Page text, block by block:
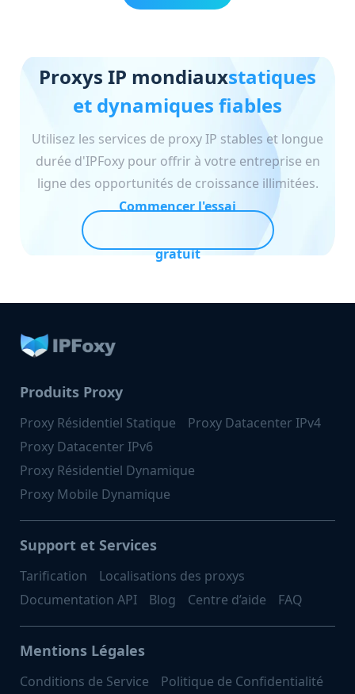
Proxys IP mondiauxstatiques
et dynamiques fiables
Utilisez les services de proxy IP stables et longue
durée d'IPFoxy pour offrir à votre entreprise en
ligne des opportunités de croissance illimitées.
Commencer l'essai
gratuit
Produits Proxy
Proxy Résidentiel Statique
Proxy Datacenter IPv4
Proxy Datacenter IPv6
Proxy Résidentiel Dynamique
Proxy Mobile Dynamique
Support et Services
Tarification
Localisations des proxys
Documentation API
Blog Centre d’aide FAQ
Mentions Légales
Conditions de Service Politique de Confidentialité